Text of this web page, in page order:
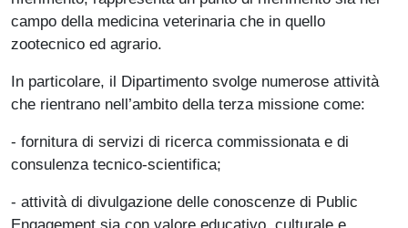
campo della medicina veterinaria che in quello
zootecnico ed agrario.
In particolare, il Dipartimento svolge numerose attività
che rientrano nell’ambito della terza missione come:
- fornitura di servizi di ricerca commissionata e di
consulenza tecnico-scientifica;
- attività di divulgazione delle conoscenze di Public